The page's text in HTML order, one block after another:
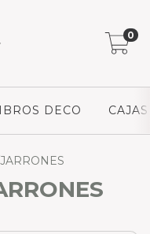
0
DECO CAJAS